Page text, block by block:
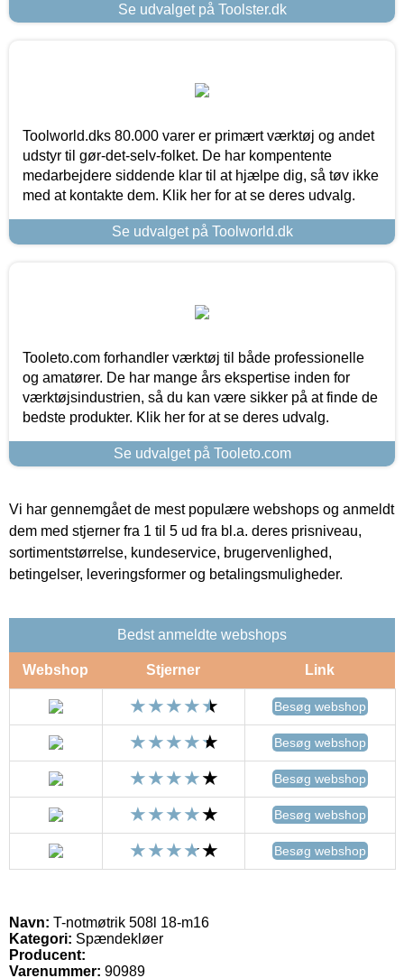
Se udvalget på Toolster.dk
Toolworld.dks 80.000 varer er primært værktøj og andet
udstyr til gør-det-selv-folket. De har kompentente
medarbejdere siddende klar til at hjælpe dig, så tøv ikke
med at kontakte dem. Klik her for at se deres udvalg.
Se udvalget på Toolworld.dk
Tooleto.com forhandler værktøj til både professionelle
og amatører. De har mange års ekspertise inden for
værktøjsindustrien, så du kan være sikker på at finde de
bedste produkter. Klik her for at se deres udvalg.
Se udvalget på Tooleto.com
Vi har gennemgået de mest populære webshops og anmeldt
dem med stjerner fra 1 til 5 ud fra bl.a. deres prisniveau,
sortimentstørrelse, kundeservice, brugervenlighed,
betingelser, leveringsformer og betalingsmuligheder.
Bedst anmeldte webshops
Webshop Stjerner Link
Besøg webshop
Besøg webshop
Besøg webshop
Besøg webshop
Besøg webshop
Navn: T-notmøtrik 508l 18-m16
Kategori: Spændekløer
Producent:
Varenummer: 90989